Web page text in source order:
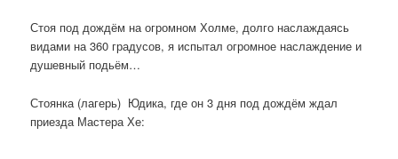
Стоя под дождём на огромном Холме, долго наслаждаясь
видами на 360 градусов, я испытал огромное наслаждение и
душевный подьём…
Стоянка (лагерь) Юдика, где он 3 дня под дождём ждал
приезда Мастера Хе: